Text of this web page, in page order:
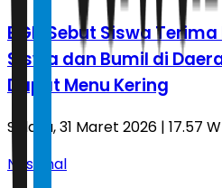
BGN Sebut Siswa Terima
Siswa dan Bumil di
Dapat Menu Kering
Selasa, 31 Maret 2026 | 17.57
Nasional